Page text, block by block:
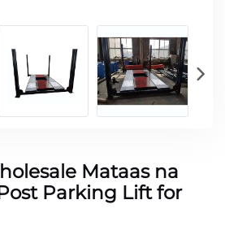
Mataas na
Parking Lift for